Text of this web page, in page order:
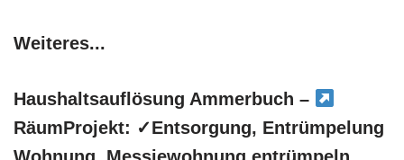
Weiteres...
Haushaltsauflösung Ammerbuch –
RäumProjekt: ✓Entsorgung, Entrümpelung